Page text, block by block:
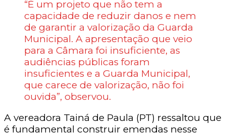
“É um projeto que não tem a
capacidade de reduzir danos e nem
de garantir a valorização da Guarda
Municipal. A apresentação que veio
para a Câmara foi insuficiente, as
audiências públicas foram
insuficientes e a Guarda Municipal,
que carece de valorização, não foi
ouvida”, observou.
A vereadora Tainá de Paula (PT) ressaltou que
é fundamental construir emendas nesse